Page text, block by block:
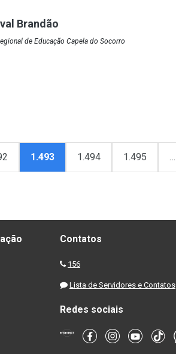
Brandão
de Educação Capela do Socorro
1.493 1.494 1.495 …
Contatos
156
Lista de Servidores e Contatos
Redes sociais